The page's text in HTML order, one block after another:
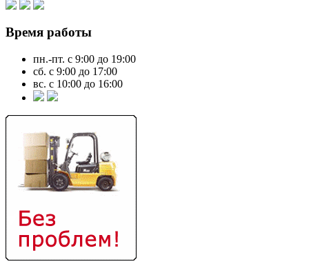
Время работы
пн.-пт. с 9:00 до 19:00
сб. с 9:00 до 17:00
вс. с 10:00 до 16:00